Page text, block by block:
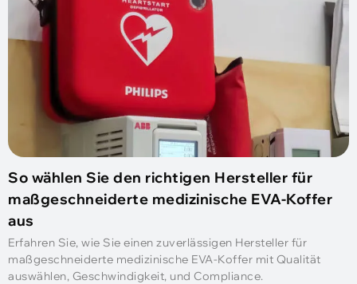
So wählen Sie den richtigen Hersteller für
maßgeschneiderte medizinische EVA-Koffer
aus
Erfahren Sie, wie Sie einen zuverlässigen Hersteller für
maßgeschneiderte medizinische EVA-Koffer mit Qualität
auswählen, Geschwindigkeit, und Compliance.